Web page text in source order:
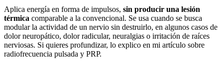
Aplica energía en forma de impulsos, sin producir una lesión
térmica comparable a la convencional. Se usa cuando se busca
modular la actividad de un nervio sin destruirlo, en algunos casos de
dolor neuropático, dolor radicular, neuralgias o irritación de raíces
nerviosas. Si quieres profundizar, lo explico en mi artículo sobre
radiofrecuencia pulsada y PRP.